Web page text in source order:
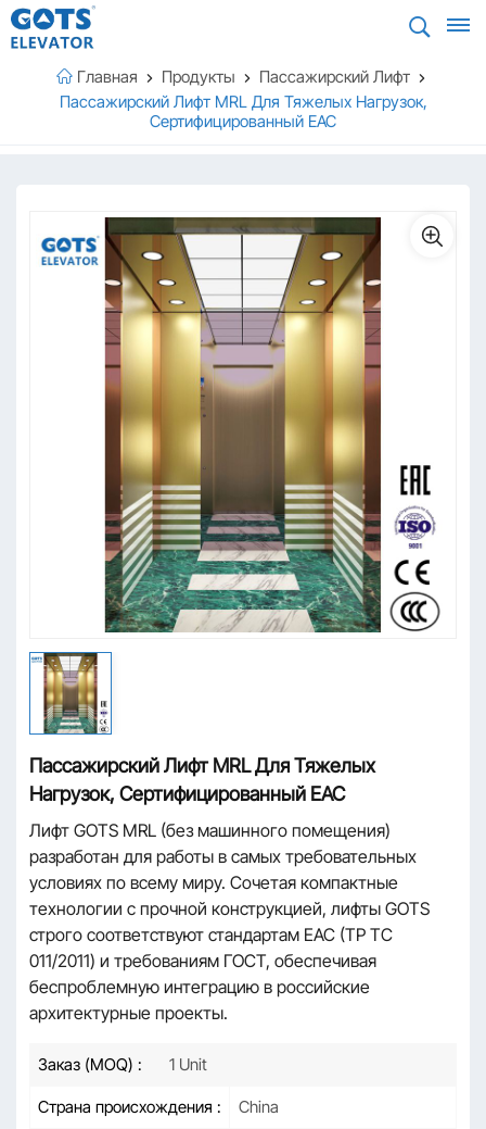
Главная Продукты
Пассажирский Лифт
Пассажирский Лифт MRL Для Тяжелых Нагрузок,
Сертифицированный EAC
Пассажирский Лифт MRL Для Тяжелых
Нагрузок, Сертифицированный EAC
Лифт GOTS MRL (без машинного помещения)
разработан для работы в самых требовательных
условиях по всему миру. Сочетая компактные
технологии с прочной конструкцией, лифты GOTS
строго соответствуют стандартам EAC (ТР ТС
011/2011) и требованиям ГОСТ, обеспечивая
беспроблемную интеграцию в российские
архитектурные проекты.
Заказ (MOQ) : 1 Unit
Страна происхождения : China